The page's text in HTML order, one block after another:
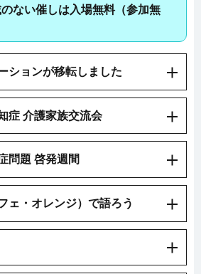
ない催しは入場無料（参加無
ションが移転しました
症 介護家族交流会
問題 啓発週間
ェ・オレンジ）で語ろう